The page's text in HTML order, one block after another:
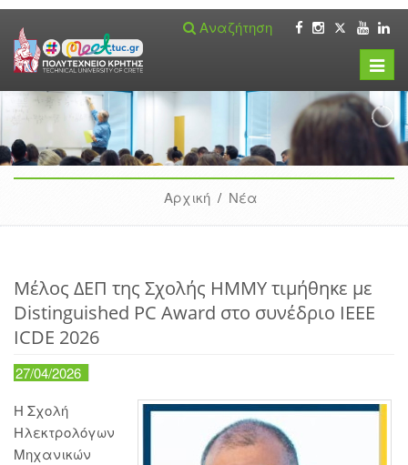
Αναζήτηση
Toggle
Αρχική / Νέα
Μέλος ΔΕΠ της Σχολής ΗΜΜΥ τιμήθηκε με
Distinguished PC Award στο συνέδριο IEEE
ICDE 2026
27/04/2026
Η Σχολή
Ηλεκτρολόγων
Μηχανικών